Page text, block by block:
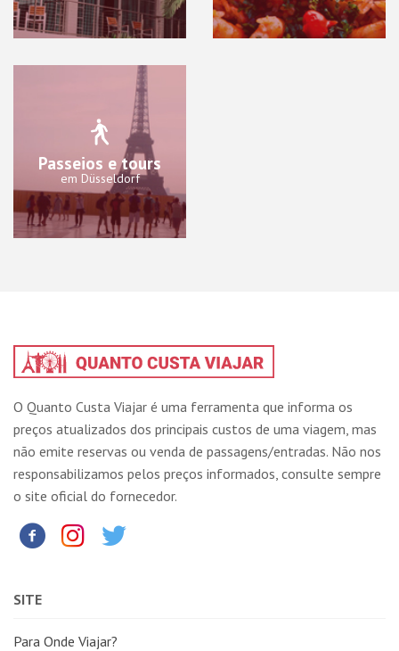
Passeios e tours
em Düsseldorf
O Quanto Custa Viajar é uma ferramenta que informa os
preços atualizados dos principais custos de uma viagem, mas
não emite reservas ou venda de passagens/entradas. Não nos
responsabilizamos pelos preços informados, consulte sempre
o site oficial do fornecedor.
SITE
Para Onde Viajar?